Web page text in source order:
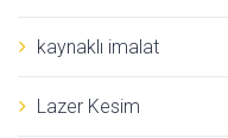
kaynaklı imalat
Lazer Kesim